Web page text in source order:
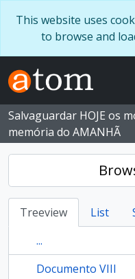
This website uses
to browse and
Salvaguardar HOJE os
memória do AMANHÃ
Treeview List
...
Documento VIII